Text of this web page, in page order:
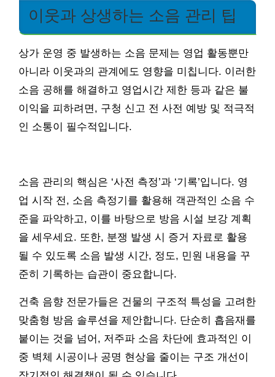
이웃과 상생하는 소음 관리 팁
상가 운영 중 발생하는 소음 문제는 영업 활동뿐만
아니라 이웃과의 관계에도 영향을 미칩니다. 이러한
소음 공해를 해결하고 영업시간 제한 등과 같은 불
이익을 피하려면, 구청 신고 전 사전 예방 및 적극적
인 소통이 필수적입니다.
소음 관리의 핵심은 ‘사전 측정’과 ‘기록’입니다. 영
업 시작 전, 소음 측정기를 활용해 객관적인 소음 수
준을 파악하고, 이를 바탕으로 방음 시설 보강 계획
을 세우세요. 또한, 분쟁 발생 시 증거 자료로 활용
될 수 있도록 소음 발생 시간, 정도, 민원 내용을 꾸
준히 기록하는 습관이 중요합니다.
건축 음향 전문가들은 건물의 구조적 특성을 고려한
맞춤형 방음 솔루션을 제안합니다. 단순히 흡음재를
붙이는 것을 넘어, 저주파 소음 차단에 효과적인 이
중 벽체 시공이나 공명 현상을 줄이는 구조 개선이